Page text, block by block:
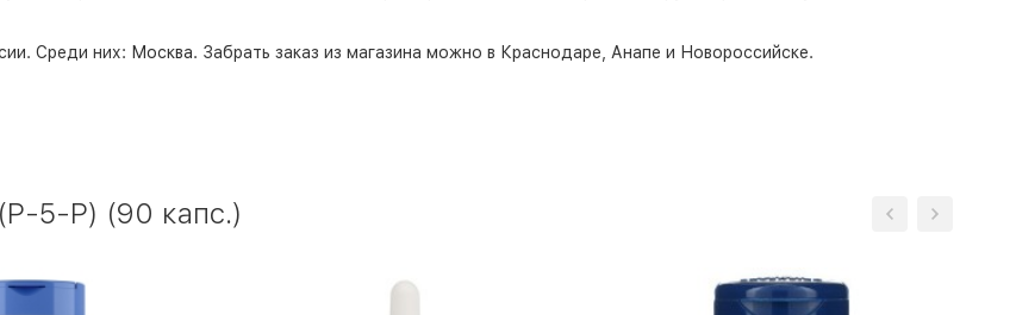
Среди них: Москва. Забрать заказ из магазина можно в Краснодаре, Анапе и Новороссийске.
5-P) (90 капс.)